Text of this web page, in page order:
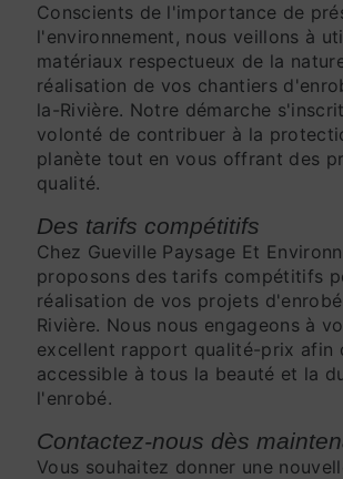
Conscients de l'importance de
l'environnement, nous veillons à
matériaux respectueux de la
réalisation de vos chantiers
la-Rivière. Notre démarche
volonté de contribuer à la
planète tout en vous offrant des
qualité.
Des tarifs compétitifs
Chez Gueville Paysage Et
proposons des tarifs compétitifs
réalisation de vos projets
Rivière. Nous nous engageons à
excellent rapport qualité-prix afin
accessible à tous la beauté et la
l'enrobé.
Contactez-nous dès
Vous souhaitez donner une